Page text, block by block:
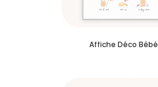
Affiche Déco Bébé